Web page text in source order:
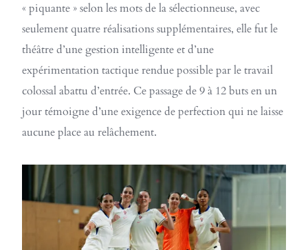
« piquante » selon les mots de la sélectionneuse, avec
seulement quatre réalisations supplémentaires, elle fut le
théâtre d’une gestion intelligente et d’une
expérimentation tactique rendue possible par le travail
colossal abattu d’entrée. Ce passage de 9 à 12 buts en un
jour témoigne d’une exigence de perfection qui ne laisse
aucune place au relâchement.